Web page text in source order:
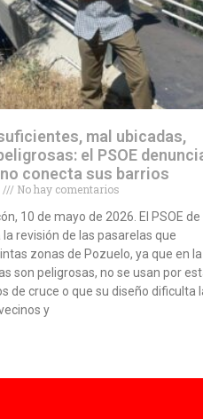
mal ubicadas,
el PSOE
conecta sus barrios
No hay comentarios
10 de mayo de 2026. El PSOE de
revisión de las pasarelas que
zonas de Pozuelo, ya que en la
son peligrosas, no se usan por
de cruce o que su diseño dificulta
y